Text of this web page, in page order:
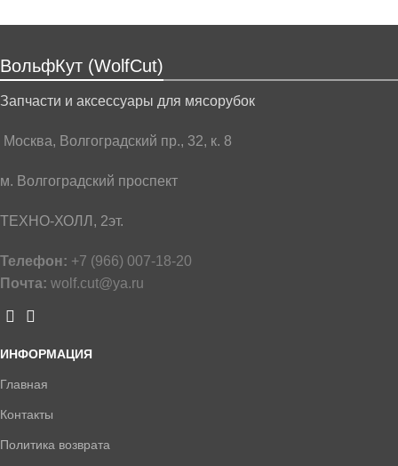
ВольфКут (WolfCut)
Запчасти и аксессуары для мясорубок
Москва, Волгоградский пр., 32, к. 8
м. Волгоградский проспект
ТЕХНО-ХОЛЛ, 2эт.
Телефон: +7 (966) 007-18-20
Почта: wolf.cut@ya.ru
ИНФОРМАЦИЯ
Главная
Контакты
Политика возврата